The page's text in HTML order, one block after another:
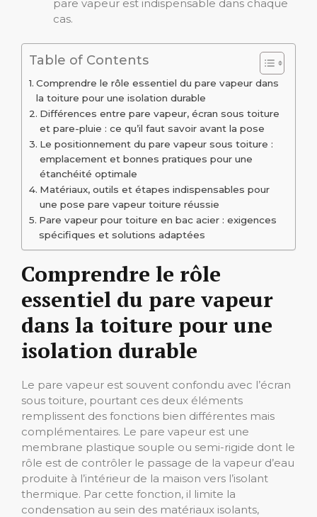
pare vapeur est indispensable dans chaque
cas.
Table of Contents
Comprendre le rôle essentiel du pare vapeur dans
la toiture pour une isolation durable
Différences entre pare vapeur, écran sous toiture
et pare-pluie : ce qu’il faut savoir avant la pose
Le positionnement du pare vapeur sous toiture :
emplacement et bonnes pratiques pour une
étanchéité optimale
Matériaux, outils et étapes indispensables pour
une pose pare vapeur toiture réussie
Pare vapeur pour toiture en bac acier : exigences
spécifiques et solutions adaptées
Comprendre le rôle
essentiel du pare vapeur
dans la toiture pour une
isolation durable
Le pare vapeur est souvent confondu avec l’écran
sous toiture, pourtant ces deux éléments
remplissent des fonctions bien différentes mais
complémentaires. Le pare vapeur est une
membrane plastique souple ou semi-rigide dont le
rôle est de contrôler le passage de la vapeur d’eau
produite à l’intérieur de la maison vers l’isolant
thermique. Par cette fonction, il limite la
condensation au sein des matériaux isolants,